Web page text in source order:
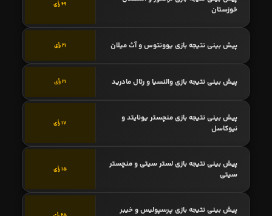
خوزستان
69 رأی
پیش بینی نتیجه بازی یوونتوس و آث میلان 21 رأی
پیش بینی نتیجه بازی والنسیا و رئال مادرید 21 رأی
پیش بینی نتیجه بازی منچستر یونایتد و
نیوکاسل
17 رأی
پیش بینی نتیجه بازی لستر سیتی و منچستر
سیتی
15 رأی
پیش بینی نتیجه بازی پرسپولیس و خیبر